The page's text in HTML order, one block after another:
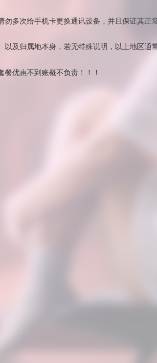
多次给手机卡更换通讯设备，并且保证其正常
及归属地本身，若无特殊说明，以上地区通
优惠不到账概不负责！！！